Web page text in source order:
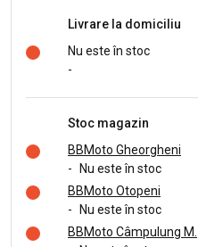
Livrare la domiciliu
Nu este în stoc
-
Stoc magazin
BBMoto Gheorgheni
-
Nu este în stoc
BBMoto Otopeni
-
Nu este în stoc
BBMoto Câmpulung M.